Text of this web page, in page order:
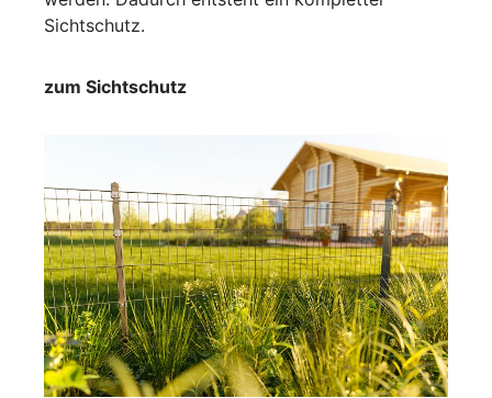
Sichtschutz.
zum Sichtschutz